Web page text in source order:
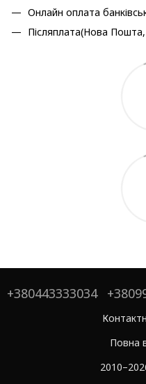
Онлайн оплата
Післяплата(Нова
+380443333034
Повна